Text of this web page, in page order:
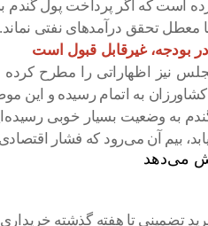
است که اگر پرداخت پول گندم
تحقق درآمدهای نفتی نماند.
بودجه، غیرقابل قبول است
نیز اظهاراتی را مطرح
به وضعیت بسیار خوبی
بیم آن می‌رود که فشار
می‌دهد